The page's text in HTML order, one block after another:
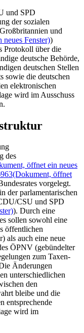
und SPD
der sozialen
und
Fenster))
Protokoll über die
deutsche Behörde,
deutschen Stellen
sowie die deutschen
elektronischen
wird im Ausschuss
des
öffnet ein neues
(Dokument, öffnet
vorgelegt.
der parlamentarischen
CSU und SPD
). Durch eine
sollen sowohl eine
öffentlichen
als auch eine neue
ÖPNV (gebündelter
zum Taxen-
Änderungen
unterschiedlichen
den
bleibe und die
entsprechende
wird im